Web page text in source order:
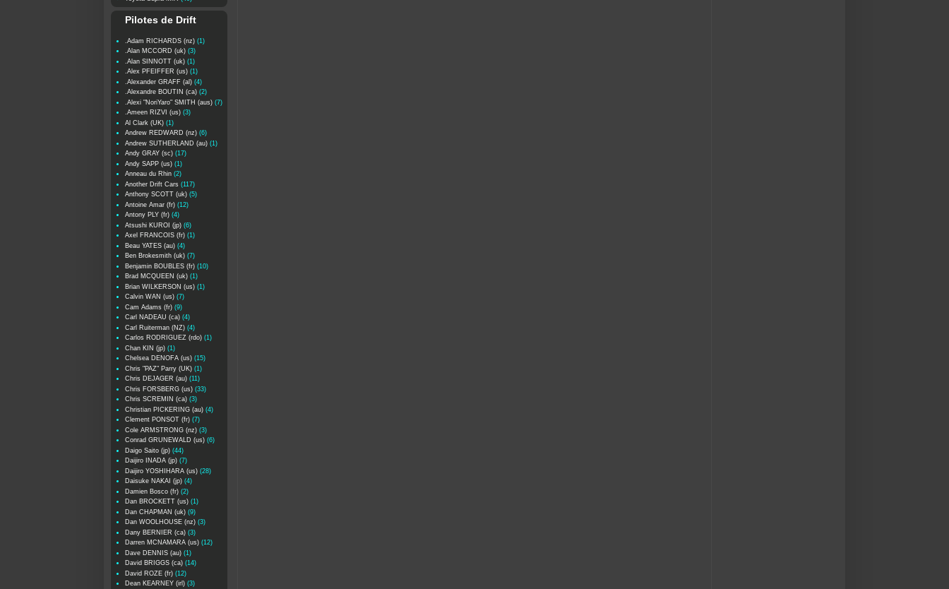
Pilotes de Drift
.Adam RICHARDS (nz) (1)
.Alan MCCORD (uk) (3)
.Alan SINNOTT (uk) (1)
.Alex PFEIFFER (us) (1)
.Alexander GRAFF (al) (4)
.Alexandre BOUTIN (ca) (2)
.Alexi "NoriYaro" SMITH (aus) (7)
.Ameen RIZVI (us) (3)
Al Clark (UK) (1)
Andrew REDWARD (nz) (6)
Andrew SUTHERLAND (au) (1)
Andy GRAY (sc) (17)
Andy SAPP (us) (1)
Anneau du Rhin (2)
Another Drift Cars (117)
Anthony SCOTT (uk) (5)
Antoine Amar (fr) (12)
Antony PLY (fr) (4)
Atsushi KUROI (jp) (6)
Axel FRANCOIS (fr) (1)
Beau YATES (au) (4)
Ben Brokesmith (uk) (7)
Benjamin BOUBLES (fr) (10)
Brad MCQUEEN (uk) (1)
Brian WILKERSON (us) (1)
Calvin WAN (us) (7)
Cam Adams (fr) (9)
Carl NADEAU (ca) (4)
Carl Ruiterman (NZ) (4)
Carlos RODRIGUEZ (rdo) (1)
Chan KIN (jp) (1)
Chelsea DENOFA (us) (15)
Chris "PAZ" Parry (UK) (1)
Chris DEJAGER (au) (11)
Chris FORSBERG (us) (33)
Chris SCREMIN (ca) (3)
Christian PICKERING (au) (4)
Clement PONSOT (fr) (7)
Cole ARMSTRONG (nz) (3)
Conrad GRUNEWALD (us) (6)
Daigo Saito (jp) (44)
Daijiro INADA (jp) (7)
Daijiro YOSHIHARA (us) (28)
Daisuke NAKAI (jp) (4)
Damien Bosco (fr) (2)
Dan BROCKETT (us) (1)
Dan CHAPMAN (uk) (9)
Dan WOOLHOUSE (nz) (3)
Dany BERNIER (ca) (3)
Darren MCNAMARA (us) (12)
Dave DENNIS (au) (1)
David BRIGGS (ca) (14)
David ROZE (fr) (12)
Dean KEARNEY (irl) (3)